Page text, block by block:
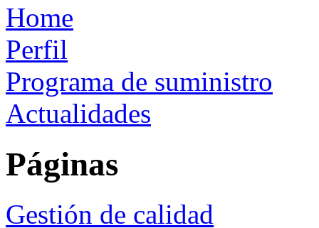
Home
Perfil
Programa de suministro
Actualidades
Páginas
Gestión de calidad